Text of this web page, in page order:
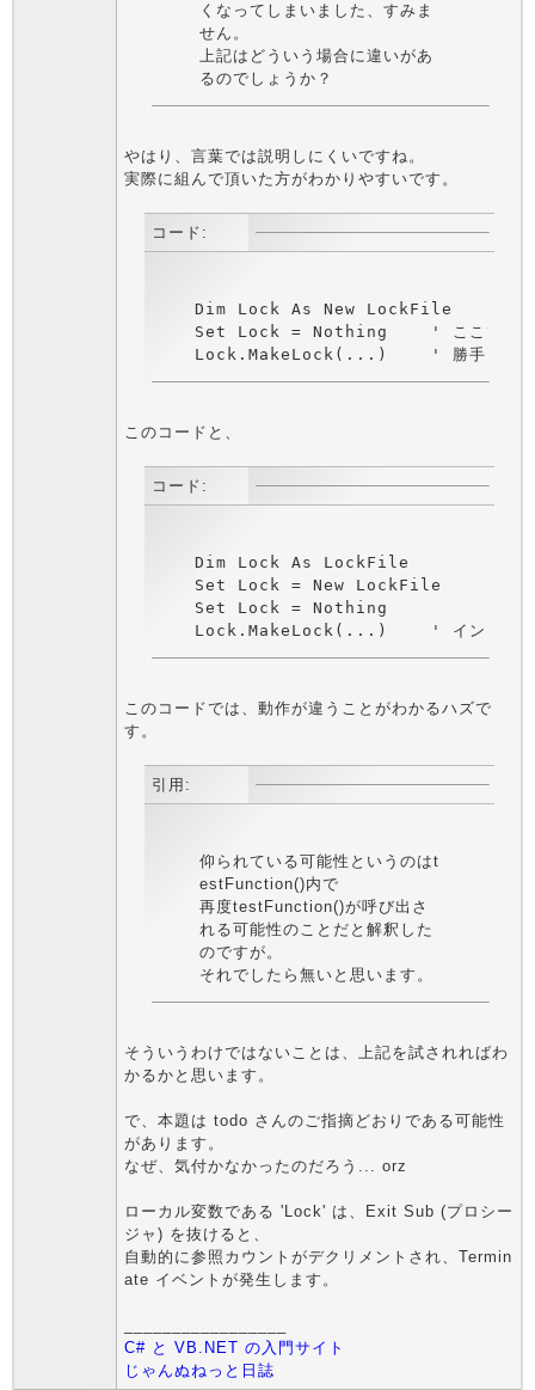
くなってしまいました、すみま
せん。
上記はどういう場合に違いがあ
るのでしょうか？
やはり、言葉では説明しにくいですね。
実際に組んで頂いた方がわかりやすいです。
コード:
    Dim Lock As New LockFile
Set Lock = Nothing    ' ここで
Lock.MakeLock(...)    ' 勝手にインス
このコードと、
コード:
    Dim Lock As LockFile
    Set Lock = New LockFile
    Set Lock = Nothing
Lock.MakeLock(...)    ' インスタンス
このコードでは、動作が違うことがわかるハズで
す。
引用:
仰られている可能性というのはt
estFunction()内で
再度testFunction()が呼び出さ
れる可能性のことだと解釈した
のですが。
それでしたら無いと思います。
そういうわけではないことは、上記を試されればわ
かるかと思います。
で、本題は todo さんのご指摘どおりである可能性
があります。
なぜ、気付かなかったのだろう... orz
ローカル変数である 'Lock' は、Exit Sub (プロシー
ジャ) を抜けると、
自動的に参照カウントがデクリメントされ、Termin
ate イベントが発生します。
C# と VB.NET の入門サイト
じゃんぬねっと日誌